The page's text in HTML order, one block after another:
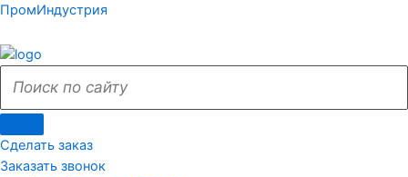
Перейти
содержимому
ПромИндустрия
Поиск
сайту
Поиск
Сделать заказ
Заказать звонок
Меню
Поиск
сайту
Поиск
Меню